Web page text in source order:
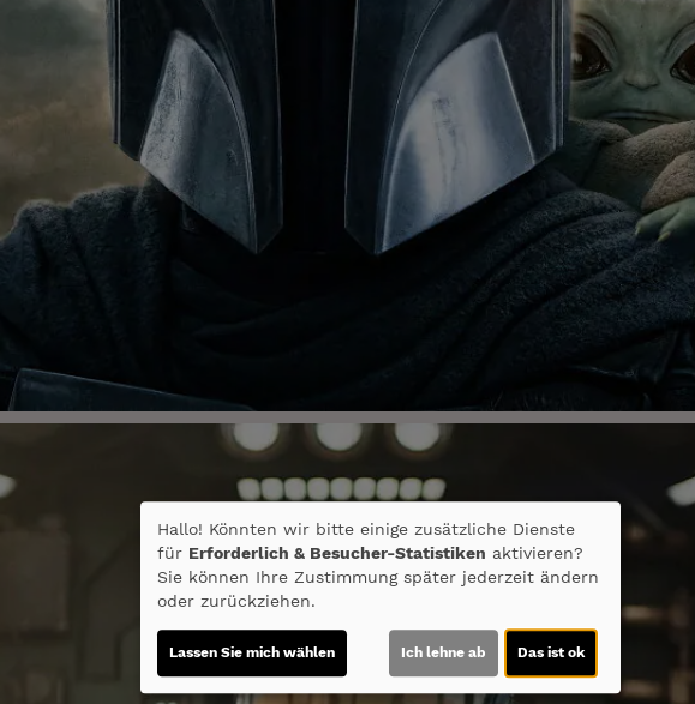
Hallo! Könnten wir bitte einige zusätzliche Dienste
für Erforderlich & Besucher-Statistiken aktivieren?
Sie können Ihre Zustimmung später jederzeit ändern
oder zurückziehen.
Lassen Sie mich wählen Ich lehne ab Das ist ok